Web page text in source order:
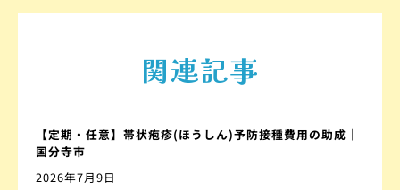
関連記事
【定期・任意】帯状疱疹(ほうしん)予防接種費用の助成｜
国分寺市
2026年7月9日